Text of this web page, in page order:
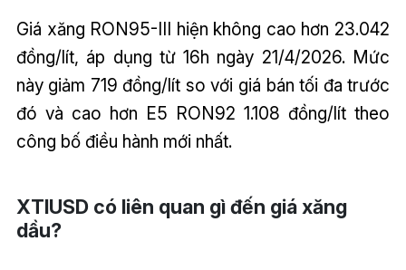
Giá xăng RON95-III hiện không cao hơn 23.042
đồng/lít, áp dụng từ 16h ngày 21/4/2026. Mức
này giảm 719 đồng/lít so với giá bán tối đa trước
đó và cao hơn E5 RON92 1.108 đồng/lít theo
công bố điều hành mới nhất.
XTIUSD có liên quan gì đến giá xăng
dầu?